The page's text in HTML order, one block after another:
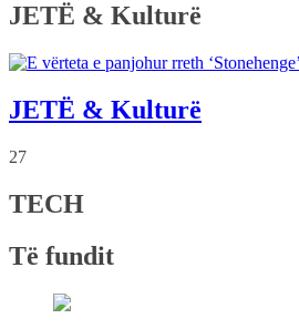
JETË & Kulturë
JETË & Kulturë
27
TECH
Të fundit